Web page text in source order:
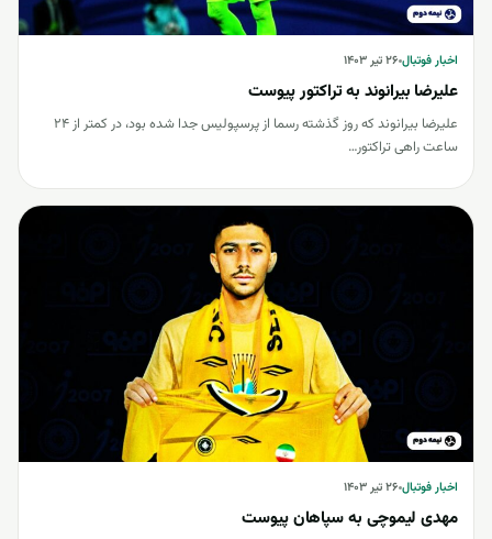
اخبار فوتبال ۲۶ تیر ۱۴۰۳
علیرضا بیرانوند به تراکتور پیوست
علیرضا بیرانوند که روز گذشته رسما از پرسپولیس جدا شده بود، در کمتر از 24
ساعت راهی تراکتور…
اخبار فوتبال ۲۶ تیر ۱۴۰۳
مهدی لیموچی به سپاهان پیوست